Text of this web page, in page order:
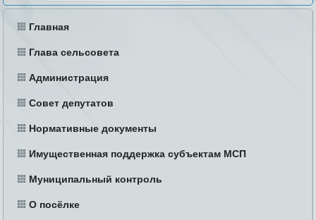
Главная
Глава сельсовета
Администрация
Совет депутатов
Нормативные документы
Имущественная поддержка субъектам МСП
Муниципальный контроль
О посёлке